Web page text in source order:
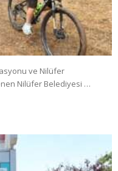
ve Nilüfer
Nilüfer Belediyesi …